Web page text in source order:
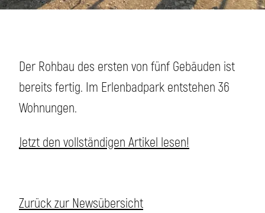
Der Rohbau des ersten von fünf Gebäuden ist
bereits fertig. Im Erlenbadpark entstehen 36
Wohnungen.
Jetzt den vollständigen Artikel lesen!
Zurück zur Newsübersicht